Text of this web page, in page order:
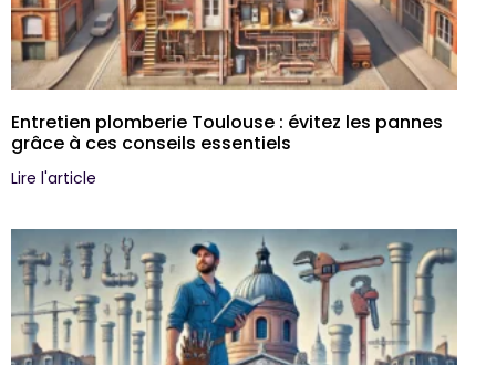
Entretien plomberie Toulouse : évitez les pannes
grâce à ces conseils essentiels
Lire l'article